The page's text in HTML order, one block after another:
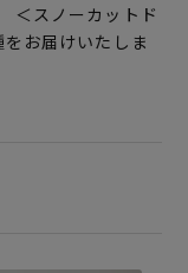
＜スノーカットド
お届けいたしま